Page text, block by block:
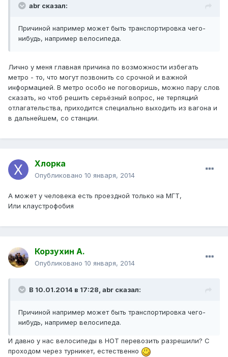
abr сказал:
Причиной например может быть транспортировка чего-
нибудь, например велосипеда.
Лично у меня главная причина по возможности избегать
метро - то, что могут позвонить со срочной и важной
информацией. В метро особо не поговоришь, можно пару слов
сказать, но чтоб решить серьёзный вопрос, не терпящий
отлагательства, приходится специально выходить из вагона и
в дальнейшем, со станции.
Хлорка
Опубликовано 10 января, 2014
А может у человека есть проездной только на МГТ,
Или клаустрофобия
Корзухин А.
Опубликовано 10 января, 2014
В 10.01.2014 в 17:28, abr сказал:
Причиной например может быть транспортировка чего-
нибудь, например велосипеда.
И давно у нас велосипеды в НОТ перевозить разрешили? С
проходом через турникет, естественно